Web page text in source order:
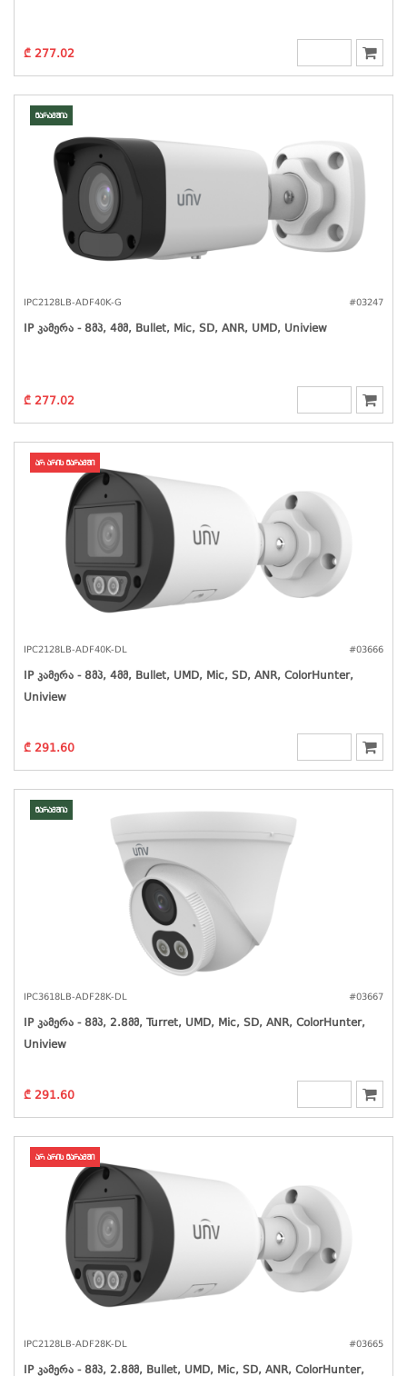
₾ 277.02
მარაგშია
IPC2128LB-ADF40K-G #03247
IP Კამერა - 8მპ, 4მმ, Bullet, Mic, SD, ANR, UMD, Uniview
₾ 277.02
არ არის მარაგში
IPC2128LB-ADF40K-DL #03666
IP Კამერა - 8მპ, 4მმ, Bullet, UMD, Mic, SD, ANR, ColorHunter,
Uniview
₾ 291.60
მარაგშია
IPC3618LB-ADF28K-DL #03667
IP Კამერა - 8მპ, 2.8მმ, Turret, UMD, Mic, SD, ANR, ColorHunter,
Uniview
₾ 291.60
არ არის მარაგში
IPC2128LB-ADF28K-DL #03665
IP Კამერა - 8მპ, 2.8მმ, Bullet, UMD, Mic, SD, ANR, ColorHunter,